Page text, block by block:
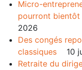
Micro-
pourront
2026
Des congés
classiques
10
Retraite du